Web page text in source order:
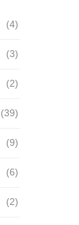
(4)
(3)
(2)
(39)
(9)
(6)
(2)